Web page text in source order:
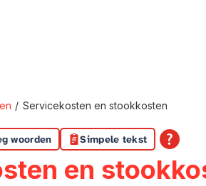
Servicekosten en stookkosten
woorden Simpele tekst
en